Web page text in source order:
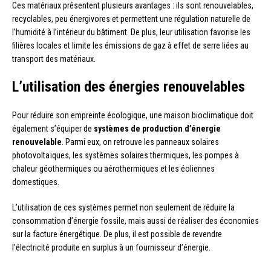
Ces matériaux présentent plusieurs avantages : ils sont renouvelables,
recyclables, peu énergivores et permettent une régulation naturelle de
l’humidité à l’intérieur du bâtiment. De plus, leur utilisation favorise les
filières locales et limite les émissions de gaz à effet de serre liées au
transport des matériaux.
L’utilisation des énergies renouvelables
Pour réduire son empreinte écologique, une maison bioclimatique doit
également s’équiper de systèmes de production d’énergie
renouvelable. Parmi eux, on retrouve les panneaux solaires
photovoltaïques, les systèmes solaires thermiques, les pompes à
chaleur géothermiques ou aérothermiques et les éoliennes
domestiques.
L’utilisation de ces systèmes permet non seulement de réduire la
consommation d’énergie fossile, mais aussi de réaliser des économies
sur la facture énergétique. De plus, il est possible de revendre
l’électricité produite en surplus à un fournisseur d’énergie.